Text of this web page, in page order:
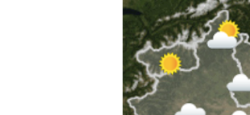
Altrecose
Mondiali calcio 2026